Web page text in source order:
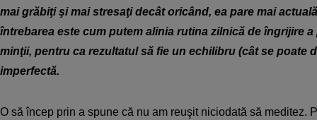
mai grăbiţi şi mai stresaţi decât oricând, ea pare mai
întrebarea este cum putem alinia rutina zilnică de îngrijire
minţii, pentru ca rezultatul să fie un echilibru (cât se poate
imperfectă.
O să încep prin a spune că nu am reuşit niciodată să meditez.